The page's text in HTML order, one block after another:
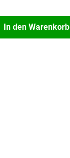
In den Warenkorb